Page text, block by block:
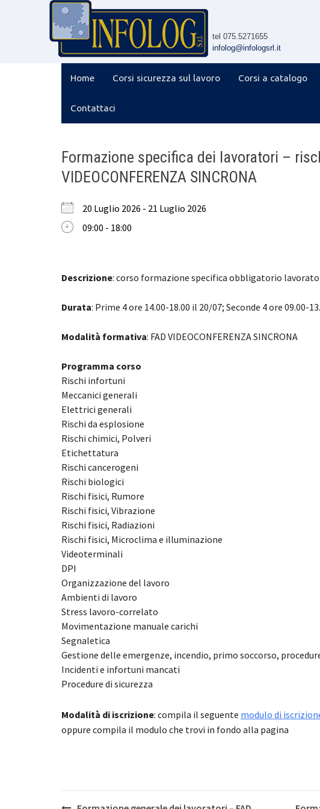
tel 075.5271655
infolog@infologsrl.it
Home Corsi sicurezza sul lavoro Corsi a catalogo
Contattaci
Formazione specifica dei lavoratori –
VIDEOCONFERENZA SINCRONA
20 Luglio 2026 - 21 Luglio 2026
09:00 - 18:00
Descrizione: corso formazione specifica obbligatorio
Durata: Prime 4 ore 14.00-18.00 il 20/07; Seconde 4 ore 09.00-
Modalità formativa: FAD VIDEOCONFERENZA SINCRONA
Programma corso
Rischi infortuni
Meccanici generali
Elettrici generali
Rischi da esplosione
Rischi chimici, Polveri
Etichettatura
Rischi cancerogeni
Rischi biologici
Rischi fisici, Rumore
Rischi fisici, Vibrazione
Rischi fisici, Radiazioni
Rischi fisici, Microclima e illuminazione
Videoterminali
DPI
Organizzazione del lavoro
Ambienti di lavoro
Stress lavoro-correlato
Movimentazione manuale carichi
Segnaletica
Gestione delle emergenze, incendio, primo soccorso,
Incidenti e infortuni mancati
Procedure di sicurezza
Modalità di iscrizione: compila il seguente modulo di
oppure compila il modulo che trovi in fondo alla pagina